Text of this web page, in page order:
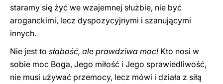
staramy się żyć we wzajemnej służbie, nie być
aroganckimi, lecz dyspozycyjnymi i szanującymi
innych.
Nie jest to słabość, ale prawdziwa moc!Kto nosi w
sobie moc Boga, Jego miłość i Jego sprawiedliwość,
nie musi używać przemocy, lecz mówi i działa z siłą